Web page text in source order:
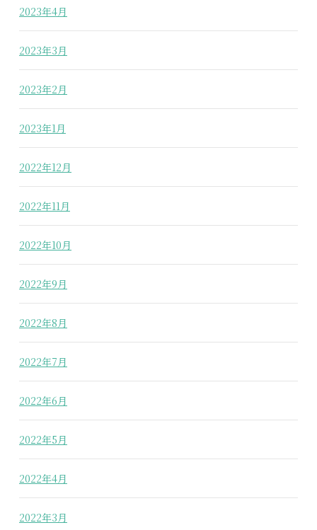
2023年4月
2023年3月
2023年2月
2023年1月
2022年12月
2022年11月
2022年10月
2022年9月
2022年8月
2022年7月
2022年6月
2022年5月
2022年4月
2022年3月